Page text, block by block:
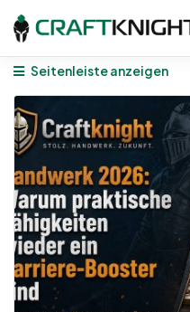
Seitenleiste anzeigen